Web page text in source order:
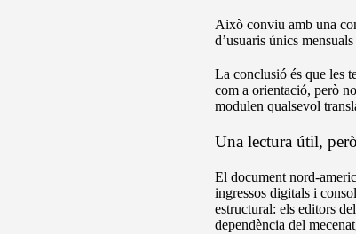
Això conviu amb una
d’usuaris únics
La conclusió és que les
com a orientació, però
modulen qualsevol
Una lectura útil,
El document nord-
ingressos digitals i
estructural: els editors
dependència del